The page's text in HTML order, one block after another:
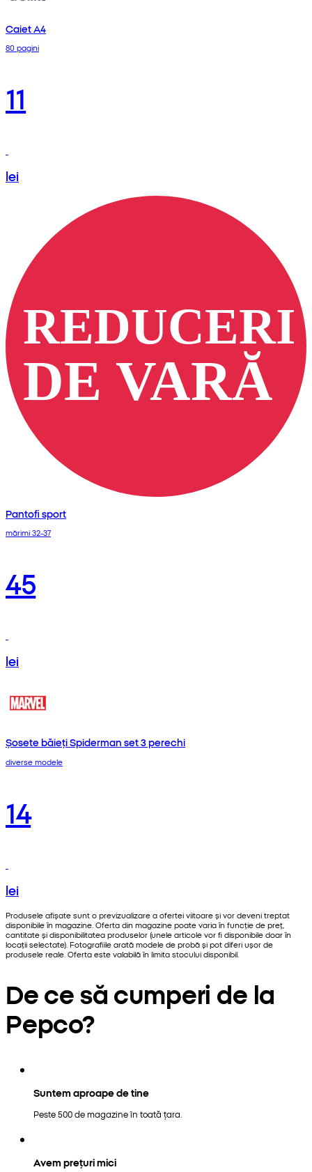
Caiet A4
80 pagini
11
lei
Pantofi sport
mărimi 32-37
45
lei
Șosete băieți Spiderman set 3 perechi
diverse modele
14
lei
Produsele afișate sunt o previzualizare a ofertei viitoare și vor deveni treptat
disponibile în magazine. Oferta din magazine poate varia în funcție de preț,
cantitate și disponibilitatea produselor (unele articole vor fi disponibile doar în
locații selectate). Fotografiile arată modele de probă și pot diferi ușor de
produsele reale. Oferta este valabilă în limita stocului disponibil.
De ce să cumperi de la
Pepco?
Suntem aproape de tine
Peste 500 de magazine în toată țara.
Avem prețuri mici